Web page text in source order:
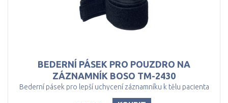
BEDERNÍ PÁSEK PRO POUZDRO NA
ZÁZNAMNÍK BOSO TM-2430
Bederní pásek pro lepší uchycení záznamníku k tělu pacienta